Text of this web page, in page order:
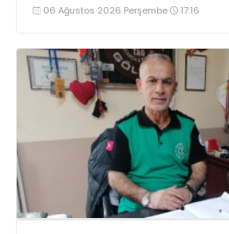
06 Ağustos 2026 Perşembe 17:16